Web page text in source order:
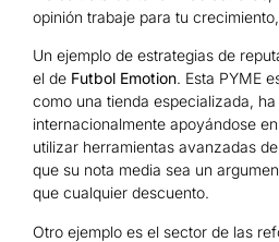
opinión trabaje para tu crecimiento,
Un ejemplo de estrategias de
el de Futbol Emotion. Esta PYME
como una tienda especializada,
internacionalmente apoyándose
utilizar herramientas avanzadas
que su nota media sea un
que cualquier descuento.
Otro ejemplo es el sector de las